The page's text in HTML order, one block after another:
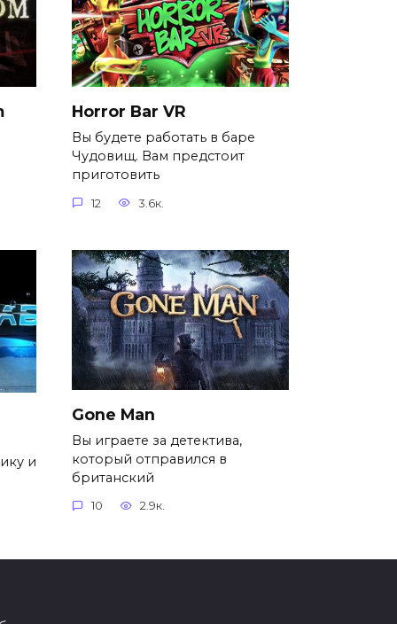
Horror Bar VR
Вы будете работать в баре
Чудовищ. Вам предстоит
приготовить
12 3.6к.
и
Gone Man
Вы играете за детектива,
который отправился в
британский
10 2.9к.